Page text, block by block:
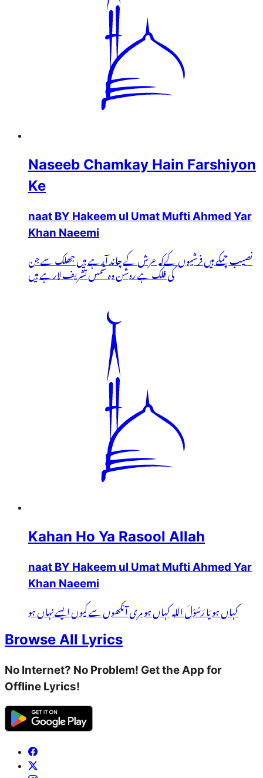
Naseeb Chamkay Hain Farshiyon
Ke
naat BY Hakeem ul Umat Mufti Ahmed Yar
Khan Naeemi
نصیب چمکے ہیں فرشیوں کےکہ عرش کے چاند آرہے ہیں جھلک سے جن
کی فلک ہے روشن وہ شمس تشریف لارہے ہیں
Kahan Ho Ya Rasool Allah
naat BY Hakeem ul Umat Mufti Ahmed Yar
Khan Naeemi
کہاں ہو یَا رَسُوْلَ اللہ کہاں ہو مری آنکھوں سے کیوں ایسے نہاں ہو
Browse All Lyrics
No Internet? No Problem! Get the App for
Offline Lyrics!